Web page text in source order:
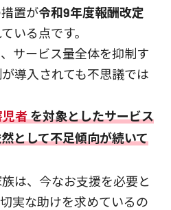
置が令和9年度報酬改定
いる点です。
サービス量全体を抑制す
導入されても不思議では
児者を対象としたサービス
として不足傾向が続いて
は、今なお支援を必要と
実な助けを求めているの